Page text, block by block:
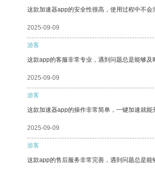
这款加速器app的安全性很高，使用过程中不
2025-09-09
游客
这款app的客服非常专业，遇到问题总是能够及
2025-09-09
游客
这款加速器app的操作非常简单，一键加速就能
2025-09-09
游客
这款app的售后服务非常完善，遇到问题总是能